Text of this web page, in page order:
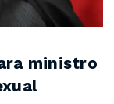
ministro